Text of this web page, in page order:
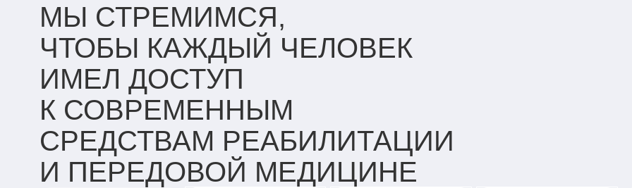
МЫ СТРЕМИМСЯ,
ЧТОБЫ КАЖДЫЙ ЧЕЛОВЕК
ИМЕЛ ДОСТУП
К СОВРЕМЕННЫМ
СРЕДСТВАМ РЕАБИЛИТАЦИИ
И ПЕРЕДОВОЙ МЕДИЦИНЕ